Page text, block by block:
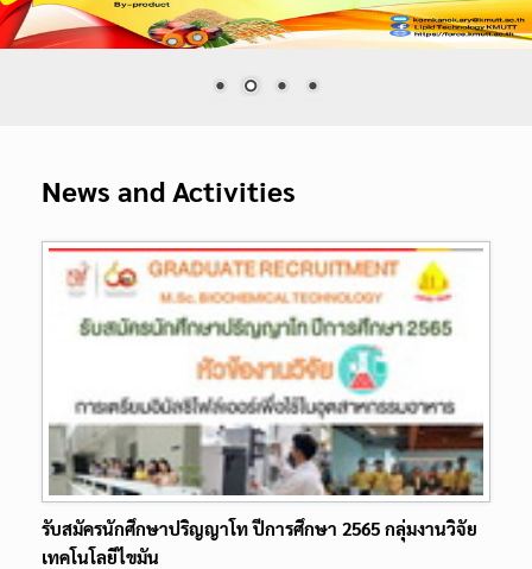
News and Activities
รับสมัครนักศึกษาปริญญาโท ปีการศึกษา 2565 กลุ่มงานวิจัย
เทคโนโลยีไขมัน